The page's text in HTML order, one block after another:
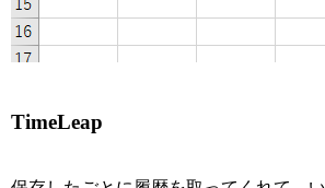
TimeLeap